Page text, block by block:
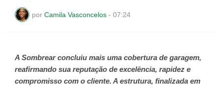
por Camila Vasconcelos - 07:24
A Sombrear concluiu mais uma cobertura de garagem,
reafirmando sua reputação de excelência, rapidez e
compromisso com o cliente. A estrutura, finalizada em